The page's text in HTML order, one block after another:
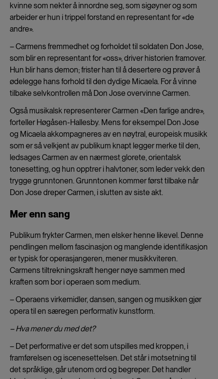
kvinne som nekter å innordne seg, som sigøyner og som
arbeider er hun i trippel forstand en representant for «de
andre».
– Carmens fremmedhet og forholdet til soldaten Don Jose,
som blir en representant for «oss», driver historien framover.
Hun blir hans demon; frister han til å desertere og prøver å
ødelegge hans forhold til den dydige Micaela. For å vinne
tilbake selvkontrollen må Don Jose overvinne Carmen.
Også musikalsk representerer Carmen «Den farlige andre»,
forteller Høgåsen-Hallesby. Mens for eksempel Don Jose
og Micaela akkompagneres av en nøytral, europeisk musikk
som er så velkjent av publikum knapt legger merke til den,
ledsages Carmen av en nærmest glorete, orientalsk
tonesetting, og hun opptrer i halvtoner, som leder vekk den
trygge grunntonen. Grunntonen kommer først tilbake når
Don Jose dreper Carmen, i slutten av siste akt.
Mer enn sang
Publikum frykter Carmen, men elsker henne likevel. Denne
pendlingen mellom fascinasjon og manglende identifikasjon
er typisk for operasjangeren, mener musikkviteren.
Carmens tiltrekningskraft henger nøye sammen med
kraften som bor i operaen som medium.
– Operaens virkemidler, dansen, sangen og musikken gjør
opera til en særegen performativ kunstform.
– Hva mener du med det?
– Det performative er det som utspilles med kroppen, i
framførelsen og iscenesettelsen. Det står i motsetning til
det språklige, går utenom ord og begreper. Det handler